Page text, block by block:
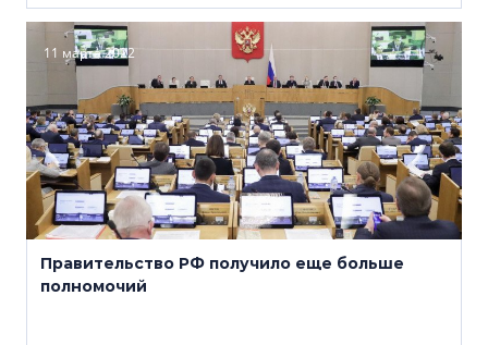
11 марта 2022
Правительство РФ получило еще больше
полномочий